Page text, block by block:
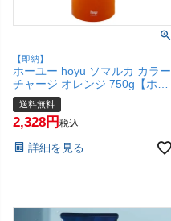
【即納】
ホーユー hoyu ソマルカ カラー
チャージ オレンジ 750g【ホー
ムケア/ヘアカラー/トリートメ
ント/染毛料】【宅配便送料無
料】
送料無料
2,328 税込
詳細を見る